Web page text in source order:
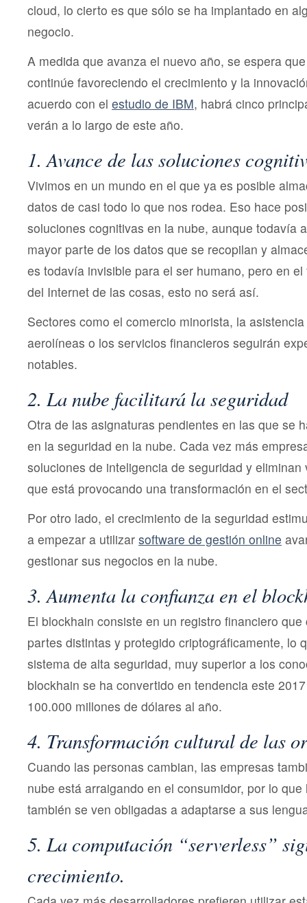
cloud, lo cierto es que sólo se ha implantado en
negocio.
A medida que avanza el nuevo año, se espera
continúe favoreciendo el crecimiento y la
acuerdo con el estudio de IBM, habrá cinco
verán a lo largo de este año.
1. Avance de las soluciones
Vivimos en un mundo en el que ya es posible
datos de casi todo lo que nos rodea. Eso hace
soluciones cognitivas en la nube, aunque todavía
mayor parte de los datos que se recopilan y
es todavía invisible para el ser humano, pero en
del Internet de las cosas, esto no será así.
Sectores como el comercio minorista, la
aerolíneas o los servicios financieros seguirán
notables.
2. La nube facilitará la seguridad
Otra de las asignaturas pendientes en las que se
en la seguridad en la nube. Cada vez más
soluciones de inteligencia de seguridad y eliminan
que está provocando una transformación en el
Por otro lado, el crecimiento de la seguridad
a empezar a utilizar software de gestión online
gestionar sus negocios en la nube.
3. Aumenta la confianza en el
El blockhain consiste en un registro financiero
partes distintas y protegido criptográficamente, lo
sistema de alta seguridad, muy superior a los
blockhain se ha convertido en tendencia este
100.000 millones de dólares al año.
4. Transformación cultural de las
Cuando las personas cambian, las empresas
nube está arraigando en el consumidor, por lo
también se ven obligadas a adaptarse a sus
5. La computación “serverless”
crecimiento.